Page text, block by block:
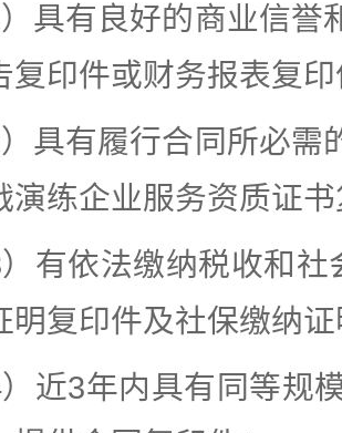
）具有良好的商业信
复印件或财务报表复
）具有履行合同所必
演练企业服务资质证
）有依法缴纳税收和
明复印件及社保缴纳
）近3年内具有同等规